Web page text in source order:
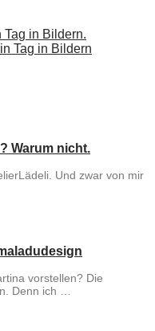
Tag in Bildern.
Tag in Bildern
Warum nicht.
Und zwar von mir
vorstellen? Die
Denn ich …